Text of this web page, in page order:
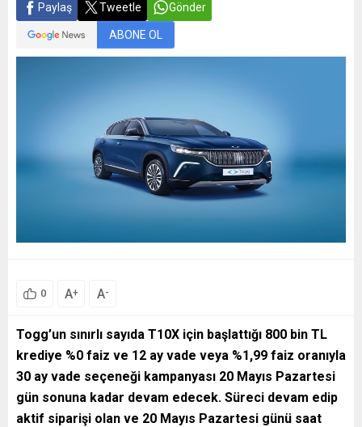
Paylaş Tweetle Gönder
ABONE OL
0 A+ A-
Togg’un sınırlı sayıda T10X için başlattığı 800 bin TL
krediye %0 faiz ve 12 ay vade veya %1,99 faiz oranıyla
30 ay vade seçeneği kampanyası 20 Mayıs Pazartesi
gün sonuna kadar devam edecek. Süreci devam edip
aktif siparişi olan ve 20 Mayıs Pazartesi günü saat